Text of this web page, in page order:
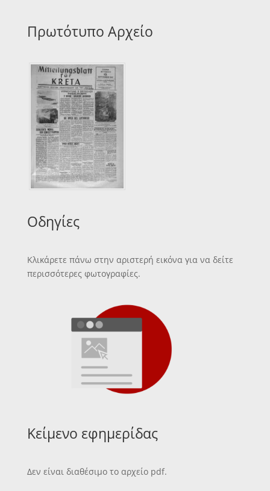
Πρωτότυπο Αρχείο
Οδηγίες
Κλικάρετε πάνω στην αριστερή εικόνα για να δείτε
περισσότερες φωτογραφίες.
Κείμενο εφημερίδας
Δεν είναι διαθέσιμο το αρχείο pdf.